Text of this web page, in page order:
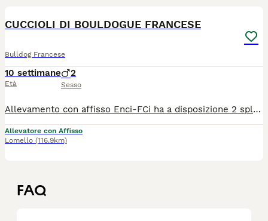
CUCCIOLI DI BOULDOGUE FRANCESE
Bulldog Francese
10 settimane
Età
2
Sesso
Allevamento con affisso Enci-FCi ha a disposizione 2 splendidi cuccioli maschi bringee nati il 27/5/2026 .I genitori hanno il deposito del DNA testati per le patologie di razza(oculopatie e rotule certificati) entrambi visibili in allevamento.I cuccioli sono in vendita e vengono ceduti con un contratto di cessione che tutela sia la nuova famiglia che l'allevatore , con 2 vaccinazioni 3 trattamenti vermifughi libretto sanitario e pedegreee.Maggiori info in privato.
Allevatore con Affisso
Lomello (116.9km)
FAQ